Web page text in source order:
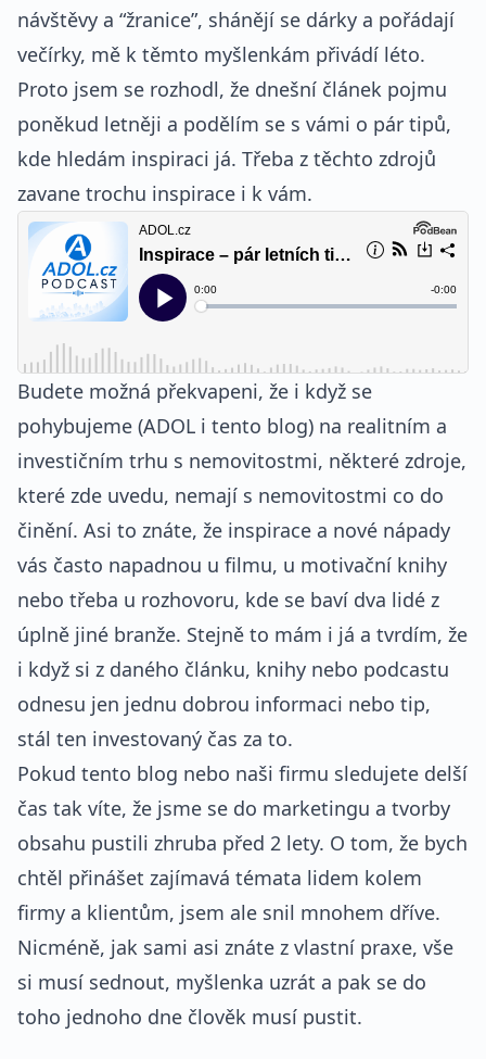
návštěvy a “žranice”, shánějí se dárky a pořádají
večírky, mě k těmto myšlenkám přivádí léto.
Proto jsem se rozhodl, že dnešní článek pojmu
poněkud letněji a podělím se s vámi o pár tipů,
kde hledám inspiraci já. Třeba z těchto zdrojů
zavane trochu inspirace i k vám.
Budete možná překvapeni, že i když se
pohybujeme (ADOL i tento blog) na realitním a
investičním trhu s nemovitostmi, některé zdroje,
které zde uvedu, nemají s nemovitostmi co do
činění. Asi to znáte, že inspirace a nové nápady
vás často napadnou u filmu, u motivační knihy
nebo třeba u rozhovoru, kde se baví dva lidé z
úplně jiné branže. Stejně to mám i já a tvrdím, že
i když si z daného článku, knihy nebo podcastu
odnesu jen jednu dobrou informaci nebo tip,
stál ten investovaný čas za to.
Pokud tento blog nebo naši firmu sledujete delší
čas tak víte, že jsme se do marketingu a tvorby
obsahu pustili zhruba před 2 lety. O tom, že bych
chtěl přinášet zajímavá témata lidem kolem
firmy a klientům, jsem ale snil mnohem dříve.
Nicméně, jak sami asi znáte z vlastní praxe, vše
si musí sednout, myšlenka uzrát a pak se do
toho jednoho dne člověk musí pustit.